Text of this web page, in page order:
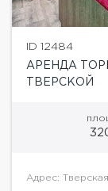
ID 12484
АРЕНДА
ТВЕРСКОЙ
Адрес: Тверская